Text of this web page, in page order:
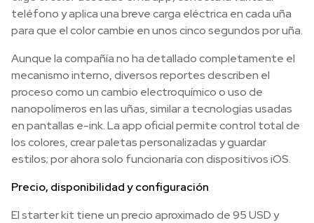
teléfono y aplica una breve carga eléctrica en cada uña
para que el color cambie en unos cinco segundos por uña.
Aunque la compañía no ha detallado completamente el
mecanismo interno, diversos reportes describen el
proceso como un cambio electroquímico o uso de
nanopolímeros en las uñas, similar a tecnologías usadas
en pantallas e-ink. La app oficial permite control total de
los colores, crear paletas personalizadas y guardar
estilos; por ahora solo funcionaría con dispositivos iOS.
Precio, disponibilidad y configuración
El starter kit tiene un precio aproximado de 95 USD y